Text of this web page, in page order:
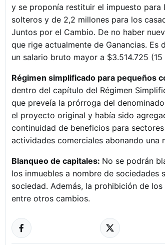
y se proponía restituir el impuesto para
solteros y de 2,2 millones para los
Juntos por el Cambio. De no haber
que rige actualmente de Ganancias.
un salario bruto mayor a $3.514.725
Régimen simplificado para pequeños
dentro del capítulo del Régimen
que preveía la prórroga del
el proyecto original y había sido
continuidad de beneficios para
actividades comerciales abonando una
Blanqueo de capitales: No se podrán
los inmuebles a nombre de
sociedad. Además, la prohibición de
entre otros cambios.